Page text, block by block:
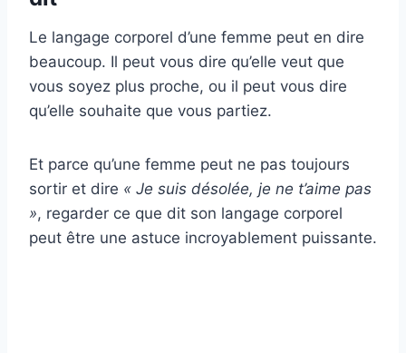
Le langage corporel d’une femme peut en dire
beaucoup. Il peut vous dire qu’elle veut que
vous soyez plus proche, ou il peut vous dire
qu’elle souhaite que vous partiez.
Et parce qu’une femme peut ne pas toujours
sortir et dire « Je suis désolée, je ne t’aime pas
», regarder ce que dit son langage corporel
peut être une astuce incroyablement puissante.